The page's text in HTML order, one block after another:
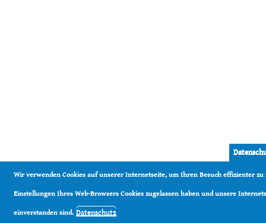
Wir verwenden Cookies auf unserer Internetseite, um Ihren Besuch effizienter
Einstellungen Ihres Web-Browsers Cookies zugelassen haben und unsere
einverstanden sind. Datenschutz